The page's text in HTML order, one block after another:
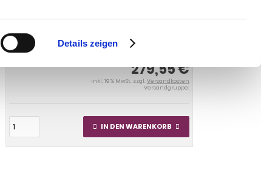
Details zeigen
Baureihe 2014- starr
279,55 €
inkl. 19 % MwSt. zzgl. Versandkosten
Versandgruppe:
IN DEN WARENKORB